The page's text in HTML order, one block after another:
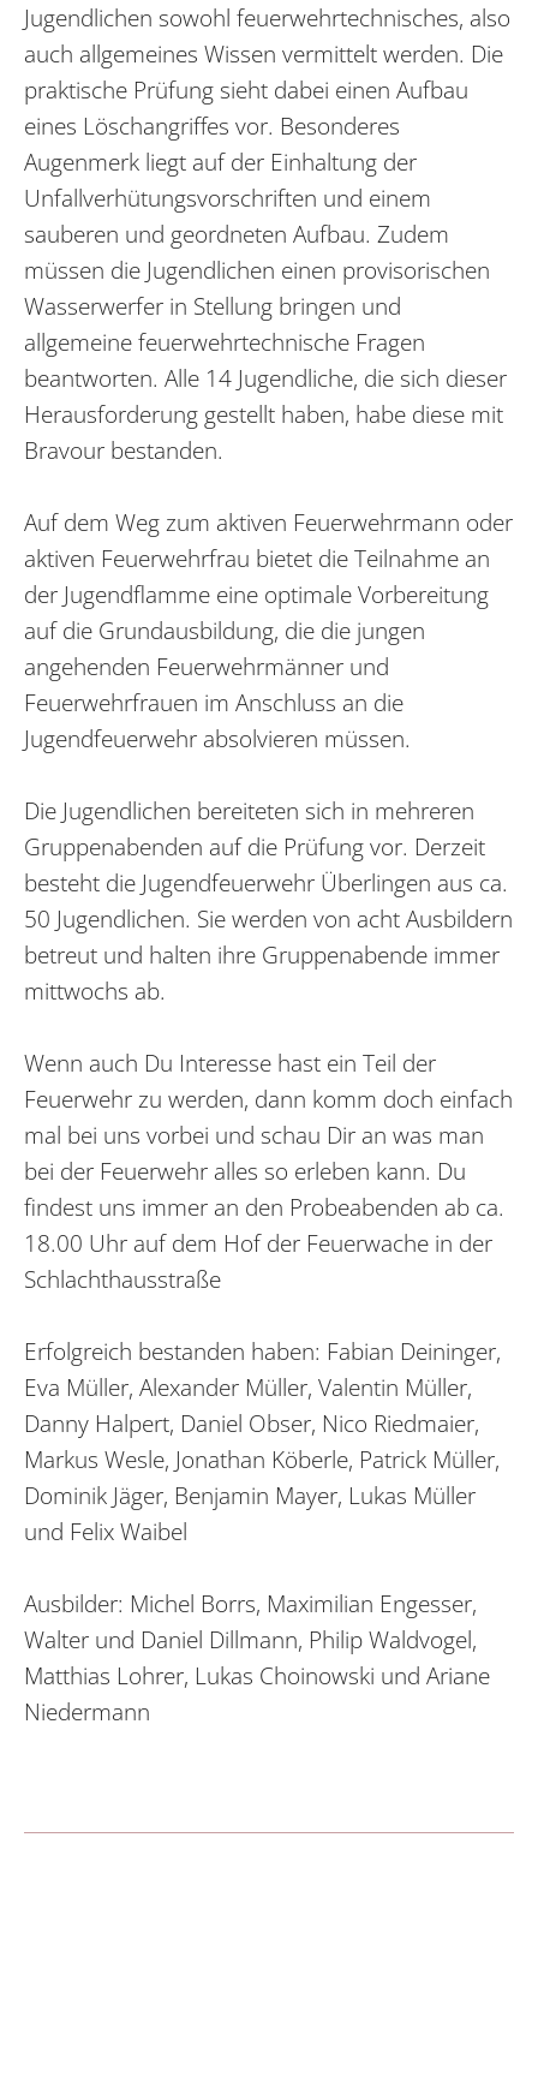
Jugendlichen sowohl feuerwehrtechnisches, also
auch allgemeines Wissen vermittelt werden. Die
praktische Prüfung sieht dabei einen Aufbau
eines Löschangriffes vor. Besonderes
Augenmerk liegt auf der Einhaltung der
Unfallverhütungsvorschriften und einem
sauberen und geordneten Aufbau. Zudem
müssen die Jugendlichen einen provisorischen
Wasserwerfer in Stellung bringen und
allgemeine feuerwehrtechnische Fragen
beantworten. Alle 14 Jugendliche, die sich dieser
Herausforderung gestellt haben, habe diese mit
Bravour bestanden.
Auf dem Weg zum aktiven Feuerwehrmann oder
aktiven Feuerwehrfrau bietet die Teilnahme an
der Jugendflamme eine optimale Vorbereitung
auf die Grundausbildung, die die jungen
angehenden Feuerwehrmänner und
Feuerwehrfrauen im Anschluss an die
Jugendfeuerwehr absolvieren müssen.
Die Jugendlichen bereiteten sich in mehreren
Gruppenabenden auf die Prüfung vor. Derzeit
besteht die Jugendfeuerwehr Überlingen aus ca.
50 Jugendlichen. Sie werden von acht Ausbildern
betreut und halten ihre Gruppenabende immer
mittwochs ab.
Wenn auch Du Interesse hast ein Teil der
Feuerwehr zu werden, dann komm doch einfach
mal bei uns vorbei und schau Dir an was man
bei der Feuerwehr alles so erleben kann. Du
findest uns immer an den Probeabenden ab ca.
18.00 Uhr auf dem Hof der Feuerwache in der
Schlachthausstraße
Erfolgreich bestanden haben: Fabian Deininger,
Eva Müller, Alexander Müller, Valentin Müller,
Danny Halpert, Daniel Obser, Nico Riedmaier,
Markus Wesle, Jonathan Köberle, Patrick Müller,
Dominik Jäger, Benjamin Mayer, Lukas Müller
und Felix Waibel
Ausbilder: Michel Borrs, Maximilian Engesser,
Walter und Daniel Dillmann, Philip Waldvogel,
Matthias Lohrer, Lukas Choinowski und Ariane
Niedermann